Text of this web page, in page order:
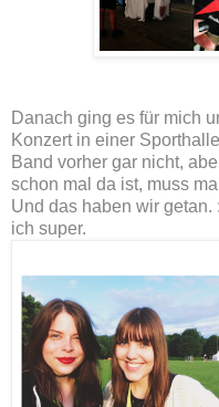
Danach ging es für mich
Konzert in einer
Band vorher gar nicht,
schon mal da ist, muss
Und das haben wir getan.
ich super.